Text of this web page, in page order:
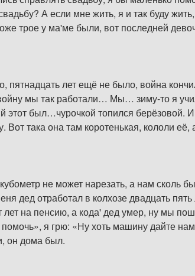
А если мне жить, я и так буду
трое у ма'ме были, вот последней
лет ещё не было, война
мы так работали… Мы… зиму-то я
этот был…чурочкой топился
така она там коротенькая, кололи
не может нарезать, а нам сколь
дед отработал в колхозе двадцать
на пенсию, а кода' дед умер, ну мы
я грю: «Ну хоть машину дайте
он дома был.